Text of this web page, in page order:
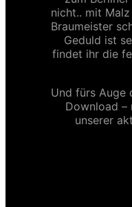
nicht.. mit
Braumeister
Geduld ist
findet ihr die
Und fürs Auge
Download –
unserer